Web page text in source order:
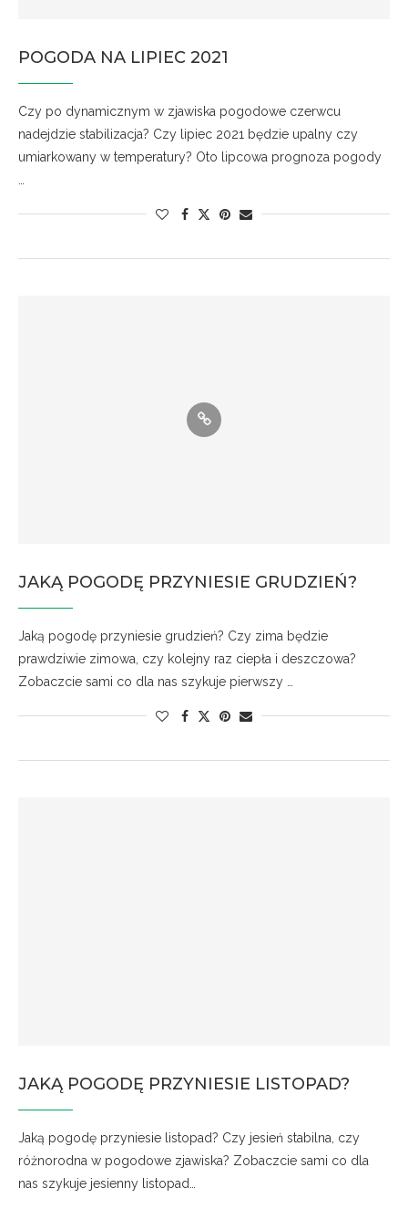
POGODA NA LIPIEC 2021
Czy po dynamicznym w zjawiska pogodowe czerwcu
nadejdzie stabilizacja? Czy lipiec 2021 będzie upalny czy
umiarkowany w temperatury? Oto lipcowa prognoza pogody
JAKĄ POGODĘ PRZYNIESIE GRUDZIEŃ?
Jaką pogodę przyniesie grudzień? Czy zima będzie
prawdziwie zimowa, czy kolejny raz ciepła i deszczowa?
Zobaczcie sami co dla nas szykuje pierwszy …
JAKĄ POGODĘ PRZYNIESIE LISTOPAD?
Jaką pogodę przyniesie listopad? Czy jesień stabilna, czy
różnorodna w pogodowe zjawiska? Zobaczcie sami co dla
nas szykuje jesienny listopad…